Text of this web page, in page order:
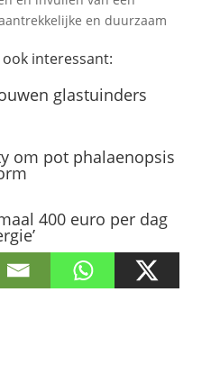
en duurzaam
interessant:
glastuinders
om pot phalaenopsis
400 euro per dag